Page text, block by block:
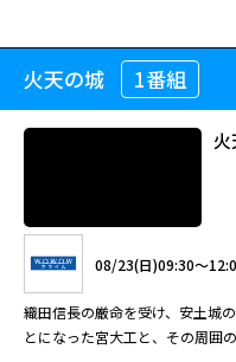
司職人の保。定年を迎えた彼
み書きができないことを知って
わりし続けてきた。そんな妻に
鉛筆を手にして学びを続け、皎
08/15(土)11:55～
ぼ
られ、映画やドラマ化された
ュー１０周年作品として発表さ
ストセラー小説を、「あゝ、荒
演で映画化。他人にはなかなか
日々生きる５人の男女が織り成
新垣が従来のイメージを覆すチ
活を過ごしている桐生夏月は、
に戻ってきたことを知る。大学
屈指のイケメン男子。＜ダイバ
イベントを企画した神戸八重子
への参加を要請する。
競演で映画化。家庭環境や性的
模様を描いた異色群像劇。 「桐
られ、映画やドラマ化された作
ュー１０周年作品として発表さ
火天の城 1番組
08/23(日)09:30～
織田信長の厳命を受け、安土城
とになった宮大工と、その周囲